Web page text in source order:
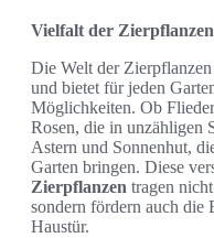
Vielfalt der
Die Welt der
und bietet für jeden
Möglichkeiten. Ob
Rosen, die in unzähligen
Astern und Sonnenhut,
Garten bringen. Diese
Zierpflanzen tragen
sondern fördern auch die
Haustür.